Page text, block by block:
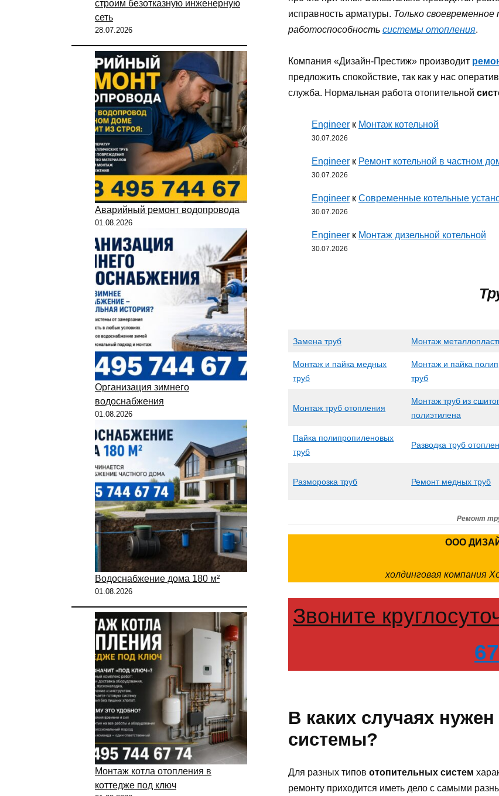
исправность арматуры. Только
работоспособность системы отопления.
Компания «Дизайн-Престиж» производит
предложить спокойствие, так как у нас
служба. Нормальная работа отопительной
Engineer к Монтаж котельной
30.07.2026
Engineer к Ремонт котельной в частном
30.07.2026
Engineer к Современные котельные
30.07.2026
Engineer к Монтаж дизельной котельной
30.07.2026
Замена труб Монтаж
Монтаж и пайка медных
труб
Монтаж и пайка
труб
Монтаж труб отопления
Монтаж труб из
полиэтилена
Пайка полипропиленовых
труб
Разводка труб
Разморозка труб Ремонт медных труб
Ремонт
ООО
холдинговая компания
Звоните
В каких случаях
системы?
Для разных типов отопительных систем
ремонту приходится иметь дело с самыми
строим безотказную инженерную
сеть
28.07.2026
Аварийный ремонт водопровода
01.08.2026
Организация зимнего
водоснабжения
01.08.2026
Водоснабжение дома 180 м²
01.08.2026
Монтаж котла отопления в
коттедже под ключ